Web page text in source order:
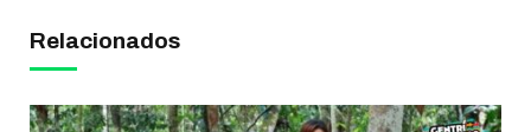
Relacionados